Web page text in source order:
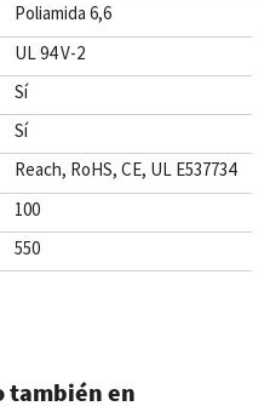
Poliamida 6,6
UL 94 V-2
Sí
Sí
Reach, RoHS, CE, UL E537734
100
550
también en